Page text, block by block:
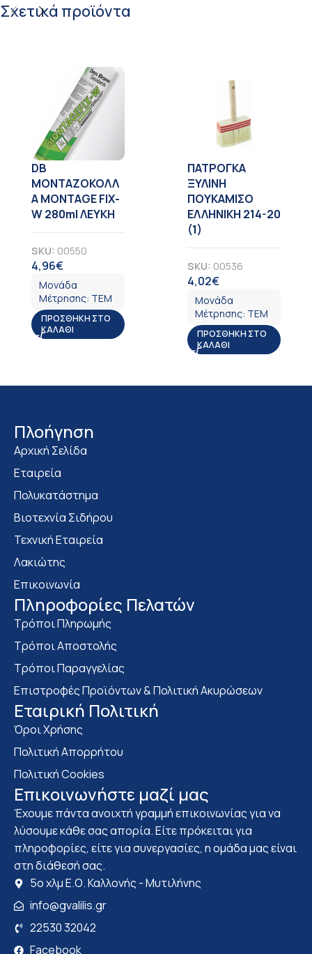
Σχετικά προϊόντα
DB
ΜΟΝΤΑΖΟΚΟΛΛ
Α MONTAGE FIX-
W 280ml ΛΕΥΚΗ
SKU: 00550
4,96€
Μονάδα
Μέτρησης: ΤΕΜ
ΠΡΟΣΘΉΚΗ ΣΤΟ
ΚΑΛΆΘΙ
ΠΑΤΡΟΓΚΑ
ΞΥΛΙΝΗ
ΠΟΥΚΑΜΙΣΟ
ΕΛΛΗΝΙΚΗ 214-20
(1)
SKU: 00536
4,02€
Μονάδα
Μέτρησης: ΤΕΜ
ΠΡΟΣΘΉΚΗ ΣΤΟ
ΚΑΛΆΘΙ
Πλοήγηση
Αρχική Σελίδα
Εταιρεία
Πολυκατάστημα
Bιοτεχνία Σιδήρου
Τεχνική Εταιρεία
Λακιώτης
Επικοινωνία
Πληροφορίες Πελατών
Τρόποι Πληρωμής
Τρόποι Αποστολής
Τρόποι Παραγγελίας
Επιστροφές Προϊόντων & Πολιτική Ακυρώσεων
Eταιρική Πολιτική
Όροι Χρήσης
Πολιτική Απορρήτου
Πολιτική Cookies
Επικοινωνήστε μαζί μας
Έχουμε πάντα ανοιχτή γραμμή επικοινωνίας για να
λύσουμε κάθε σας απορία. Είτε πρόκειται για
πληροφορίες, είτε για συνεργασίες, η ομάδα μας είναι
στη διάθεσή σας.
5ο χλμ Ε.Ο. Καλλονής - Μυτιλήνης
info@gvalilis.gr
22530 32042
Facebook